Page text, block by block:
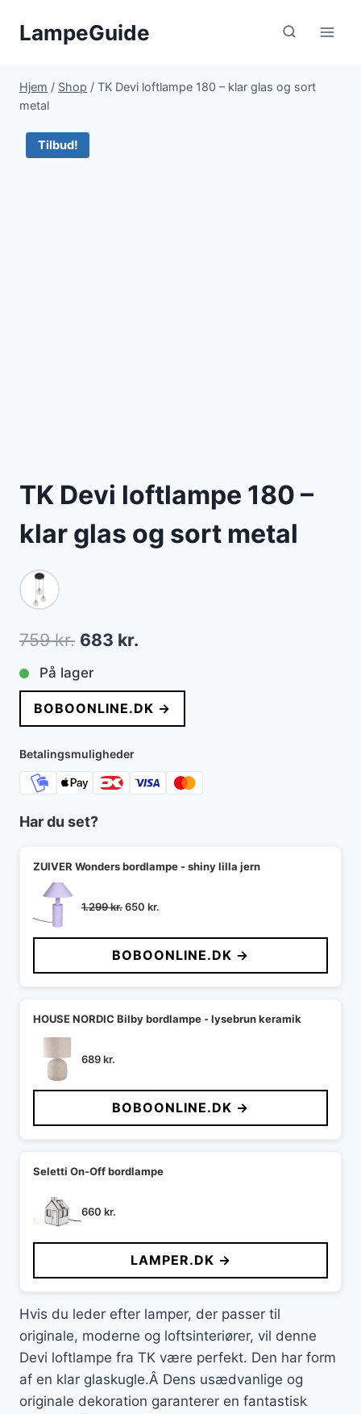
LampeGuide
Hjem / Shop / TK Devi loftlampe 180 – klar glas og sort
metal
Tilbud!
TK Devi loftlampe 180 –
klar glas og sort metal
759kr. Den
oprindelige
pris
var:
759 kr..
683 kr.
pris
er:
På lager
BOBOONLINE.DK →
Betalingsmuligheder
Har du set?
ZUIVER Wonders bordlampe - shiny lilla jern
1.299kr.Den
pris
var:
1.299 kr..
650 kr.
pris
er:
650 kr..
BOBOONLINE.DK →
HOUSE NORDIC Bilby bordlampe - lysebrun keramik
689kr.
BOBOONLINE.DK →
Seletti On-Off bordlampe
660 kr.
LAMPER.DK →
Hvis du leder efter lamper, der passer til
originale, moderne og loftsinteriører, vil denne
Devi loftlampe fra TK være perfekt. Den har form
af en klar glaskugle.Â Dens usædvanlige og
originale dekoration garanterer en fantastisk